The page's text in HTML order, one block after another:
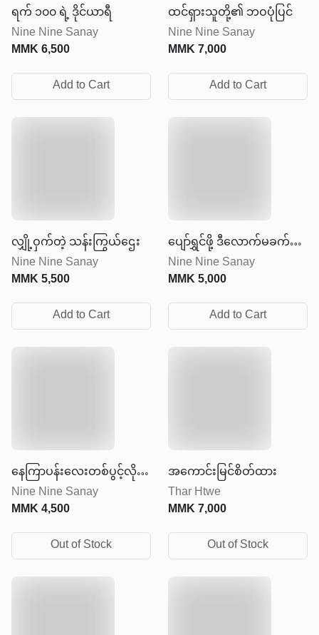
ရက် ၁၀၀ ရဲ့ ဒိုင်ယာရီ
Nine Nine Sanay
MMK6,500
Add to Cart
ထင်ရှားသူတို့၏ ဘဝပုံပြင်
Nine Nine Sanay
MMK7,000
Add to Cart
လျှို့ဝှက်တဲ့ သန်းကြွယ်ဌေး
Nine Nine Sanay
MMK5,500
Add to Cart
ပျော်ရွှင်ဖို့ ဒီလောက်မခက်ခဲ
ပါနဲ့
Nine Nine Sanay
MMK5,000
Add to Cart
နေကြာပန်းလေးတစ်ပွင့်လို
ပြုံးပါ
Nine Nine Sanay
MMK4,500
Out of Stock
အကောင်းမြင်စိတ်ထား
Thar Htwe
MMK7,000
Out of Stock